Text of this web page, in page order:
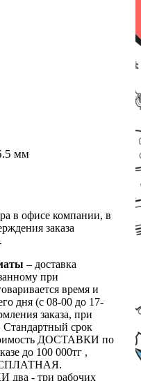
мм
в офисе компании, в
заказа
– доставка
при
время и
дня (с 08-00 до 17-
заказа, при
Стандартный срок
ДОСТАВКИ по
до 100 000тг ,
два - три рабочих